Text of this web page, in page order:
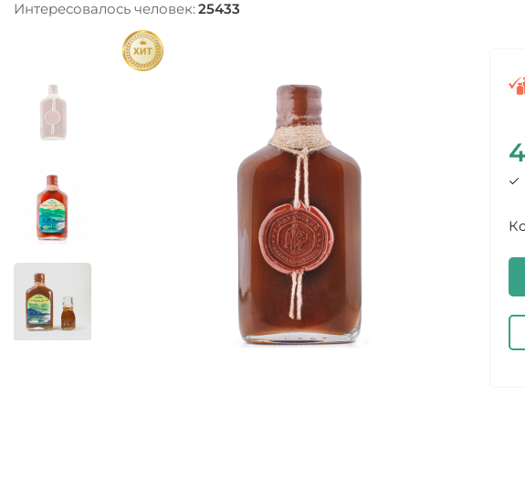
Интересовалось человек:25433